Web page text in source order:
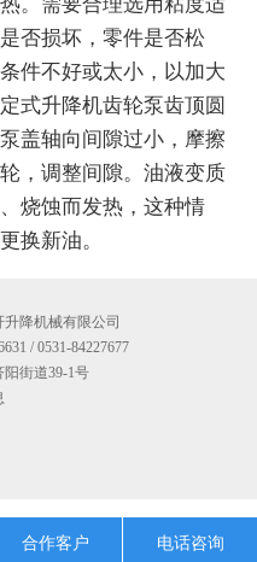
。需要合理选用粘度适
否损坏，零件是否松
件不好或太小，以加大
式升降机齿轮泵齿顶圆
盖轴向间隙过小，摩擦
，调整间隙。油液变质
烧蚀而发热，这种情
换新油。
降机械有限公司
/ 0531-84227677
街道39-1号
合作客户 电话咨询